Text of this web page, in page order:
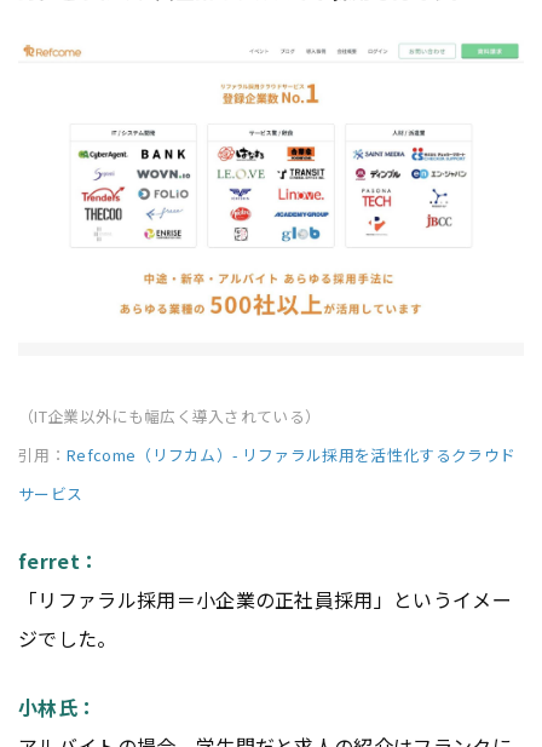
（IT企業以外にも幅広く導入されている）
引用： Refcome（リフカム）- リファラル採用を活性化するクラウド
サービス
ferret：
「リファラル採用＝小企業の正社員採用」というイメー
ジでした。
小林氏：